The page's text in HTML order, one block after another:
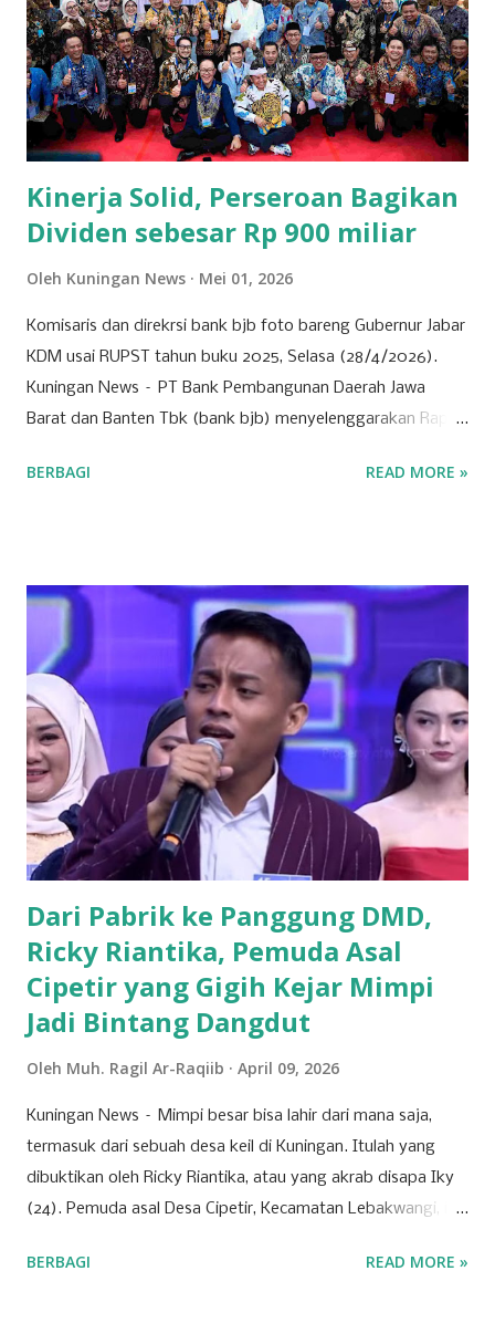
Purwawinangun yang disebut Sidapurna artinya “Jadi
Sempurna” oleh Syekh Maulana Akbar. Beliau menetap
disana dan berhasil menjalin hubungan baik dengan
pemerintahan Kajene dan mendirikan Pesantren di
Sidapurna. Syekh Maulana Akbar menikah dengan seorang
putri dari tokoh penting di lingkungan t...
Kinerja Solid, Perseroan Bagikan
Dividen sebesar Rp 900 miliar
Oleh Kuningan News Mei 01, 2026
Komisaris dan direkrsi bank bjb foto bareng Gubernur Jabar
KDM usai RUPST tahun buku 2025, Selasa (28/4/2026).
Kuningan News – PT Bank Pembangunan Daerah Jawa
Barat dan Banten Tbk (bank bjb) menyelenggarakan Rapat
2025 pada Selasa (28/4/2026). Rapat berlangsung secara
yang mengedepankan prinsip tata kelola perusahaan yang
baik, bank bjb mengundang seluruh pemegang saham
untuk turut serta dalam forum strategis ini. RUPST menjadi
wadah penting dalam proses pengambilan keputusan yang
berdampak langsung pada arah dan pertumbuhan
perusahaan ke depan. Tujuh agenda utama telah disusun
untuk dibahas dan diputuskan dalam RUPST kali ini.
Agenda-agenda tersebut disusun berdasarkan peraturan
perundang-undangan, usulan pemegang saham utama,
serta kepentingan strategis korporasi dalam men...
BERBAGI READ MORE »
Dari Pabrik ke Panggung DMD,
Ricky Riantika, Pemuda Asal
Cipetir yang Gigih Kejar Mimpi
Jadi Bintang Dangdut
Oleh Muh. Ragil Ar-Raqiib April 09, 2026
Kuningan News – Mimpi besar bisa lahir dari mana saja,
termasuk dari sebuah desa keil di Kuningan. Itulah yang
dibuktikan oleh Ricky Riantika, atau yang akrab disapa Iky
(24). Pemuda asal Desa Cipetir, Kecamatan Lebakwangi, ini
ketatnya persaingan di dunia hiburan nasional. Nama Iky
BERBAGI READ MORE »